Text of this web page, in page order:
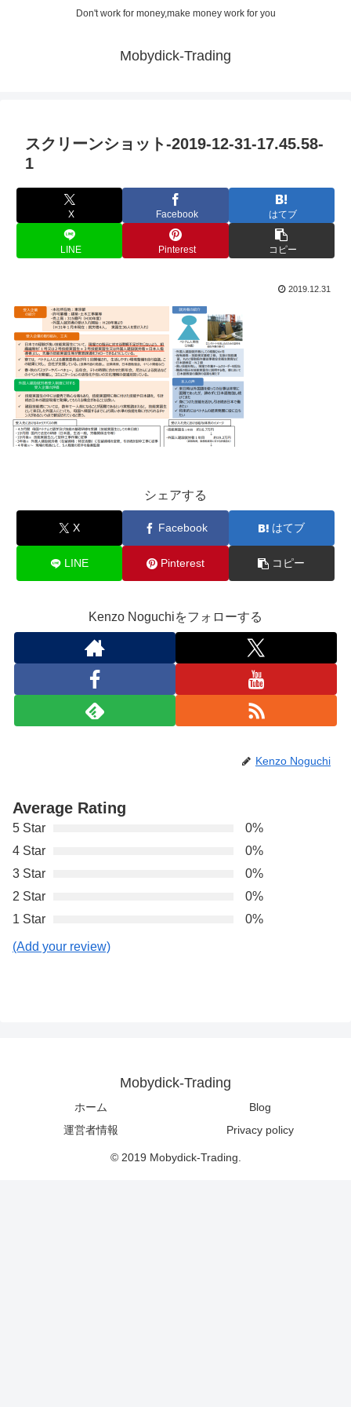
Don't work for money,make money work for you
Mobydick-Trading
スクリーンショット-2019-12-31-17.45.58-
1
X Facebook はてブ
LINE Pinterest コピー
2019.12.31
シェアする
X Facebook はてブ
LINE Pinterest コピー
Kenzo Noguchiをフォローする
Kenzo Noguchi
Average Rating
5 Star
0%
4 Star
0%
3 Star
0%
2 Star
0%
1 Star
0%
(Add your review)
Mobydick-Trading
ホーム
Blog
運営者情報
Privacy policy
© 2019 Mobydick-Trading.